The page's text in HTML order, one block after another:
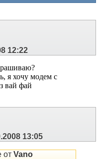
12:22
я хочу модем с
вай фай
13:05
от Vano